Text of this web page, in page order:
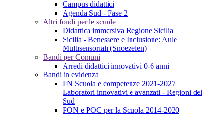
Campus didattici
Agenda Sud - Fase 2
Altri fondi per le scuole
Didattica immersiva Regione Sicilia
Sicilia - Benessere e Inclusione: Aule
Multisensoriali (Snoezelen)
Bandi per Comuni
Arredi didattici innovativi 0-6 anni
Bandi in evidenza
PN Scuola e competenze 2021-2027
Laboratori innovativi e avanzati - Regioni del
Sud
PON e POC per la Scuola 2014-2020